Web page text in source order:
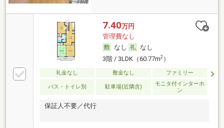
7.40万円
管理費なし
なし
なし
3階 / 3LDK（60.77m2）
礼金なし 敷金なし ファミリー
バス・トイレ別 駐車場(近隣含)
モニタ付インターホ
ン
保証人不要／代行